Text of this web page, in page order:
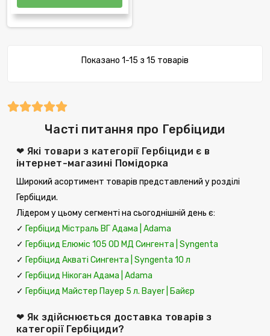
Показано 1-15 з 15 товарів
Часті питання про Гербіциди
❤ Які товари з категорії Гербіциди є в
інтернет-магазині Помідорка
Широкий асортимент товарів представлений у розділі
Гербіциди.
Лідером у цьому сегменті на сьогоднішній день є:
✓ Гербіцид Містраль ВГ Адама | Adama
✓ Гербіцид Елюміс 105 ОD MД Сингента | Syngenta
✓ Гербіцид Акваті Сингента | Syngenta 10 л
✓ Гербіцид Нікоган Адама | Аdama
✓ Гербіцид Майстер Пауер 5 л. Bayer | Байєр
❤ Як здійснюється доставка товарів з
категорії Гербіциди?